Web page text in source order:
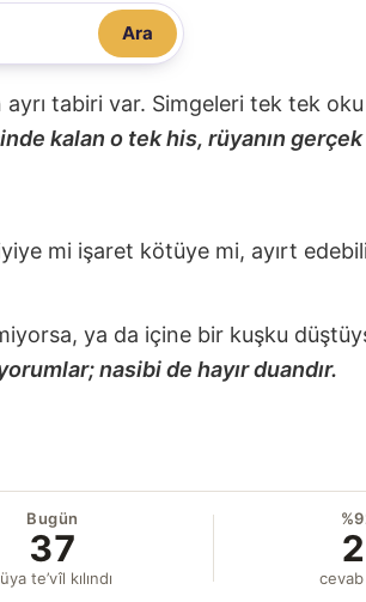
Ara
tabiri var. Simgeleri tek tek
kalan o tek his, rüyanın
mi işaret kötüye mi, ayırt
ya da içine bir kuşku
nasibi de hayır duandır.
Bugün
37
te’vîl kılındı
2